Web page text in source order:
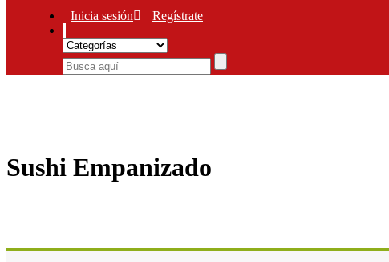
Inicia sesión Regístrate
Sushi Empanizado